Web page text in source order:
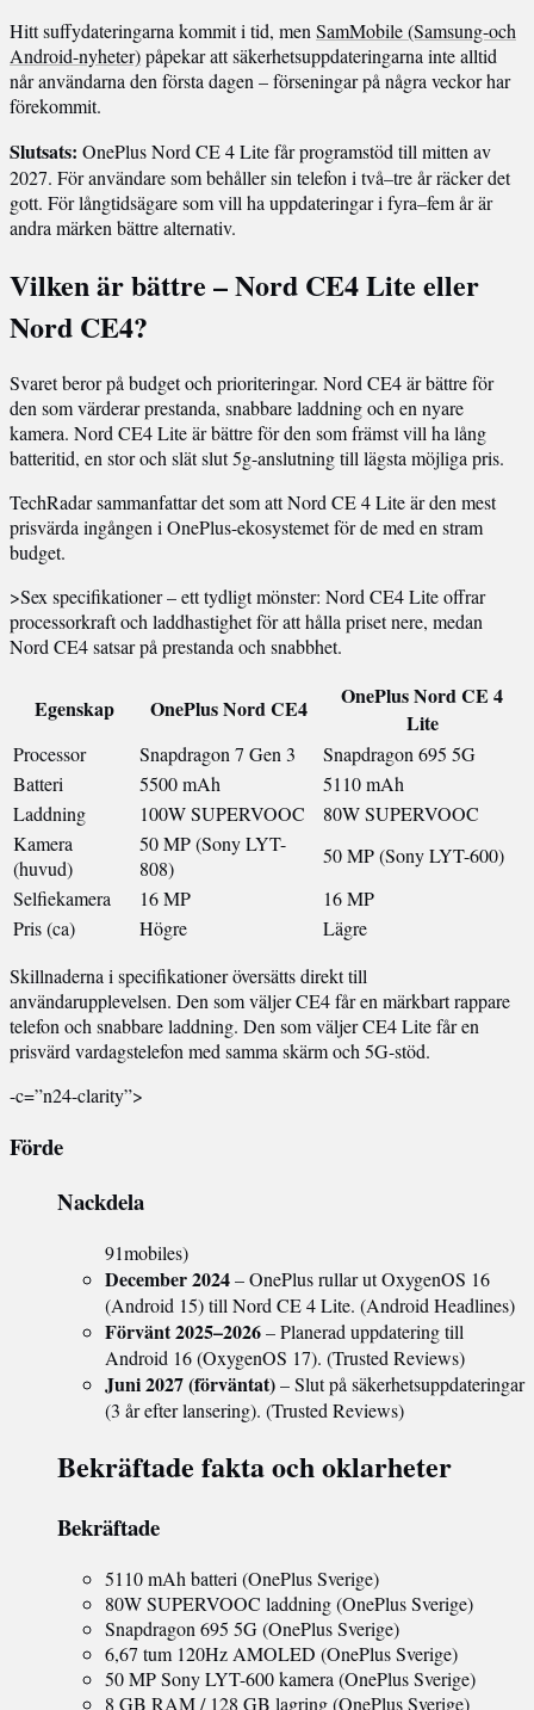
Hitt suffydateringarna kommit i tid, men SamMobile (Samsung-och
Android-nyheter)påpekar att säkerhetsuppdateringarna inte alltid
når användarna den första dagen – förseningar på några veckor har
förekommit.
Slutsats: OnePlus Nord CE 4 Lite får programstöd till mitten av
2027. För användare som behåller sin telefon i två–tre år räcker det
gott. För långtidsägare som vill ha uppdateringar i fyra–fem år är
andra märken bättre alternativ.
Vilken är bättre – Nord CE4 Lite eller
Nord CE4?
Svaret beror på budget och prioriteringar. Nord CE4 är bättre för
den som värderar prestanda, snabbare laddning och en nyare
kamera. Nord CE4 Lite är bättre för den som främst vill ha lång
batteritid, en stor och slät slut 5g-anslutning till lägsta möjliga pris.
TechRadar sammanfattar det som att Nord CE 4 Lite är den mest
prisvärda ingången i OnePlus-ekosystemet för de med en stram
budget.
>Sex specifikationer – ett tydligt mönster: Nord CE4 Lite offrar
processorkraft och laddhastighet för att hålla priset nere, medan
Nord CE4 satsar på prestanda och snabbhet.
Egenskap OnePlus Nord CE4
OnePlus Nord CE 4
Lite
Processor Snapdragon 7 Gen 3
Snapdragon 695 5G
Batteri
5500 mAh
5110 mAh
Laddning
100W SUPERVOOC
80W SUPERVOOC
Kamera
(huvud)
50 MP (Sony LYT-
808)
50 MP (Sony LYT-600)
Selfiekamera
16 MP
16 MP
Pris (ca)
Högre
Lägre
Skillnaderna i specifikationer översätts direkt till
användarupplevelsen. Den som väljer CE4 får en märkbart rappare
telefon och snabbare laddning. Den som väljer CE4 Lite får en
prisvärd vardagstelefon med samma skärm och 5G-stöd.
-c=”n24-clarity”>
Förde
Nackdela
91mobiles)
December 2024– OnePlus rullar ut OxygenOS 16
(Android 15) till Nord CE 4 Lite. (Android Headlines)
Förvänt 2025–2026– Planerad uppdatering till
Android 16 (OxygenOS 17). (Trusted Reviews)
Juni 2027 (förväntat)– Slut på säkerhetsuppdateringar
(3 år efter lansering). (Trusted Reviews)
Bekräftade fakta och oklarheter
Bekräftade
5110 mAh batteri (OnePlus Sverige)
80W SUPERVOOC laddning (OnePlus Sverige)
Snapdragon 695 5G (OnePlus Sverige)
6,67 tum 120Hz AMOLED (OnePlus Sverige)
50 MP Sony LYT-600 kamera (OnePlus Sverige)
8 GB RAM / 128 GB lagring (OnePlus Sverige)